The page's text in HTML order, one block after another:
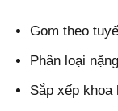
Gom theo
Phân loại
Sắp xếp khoa